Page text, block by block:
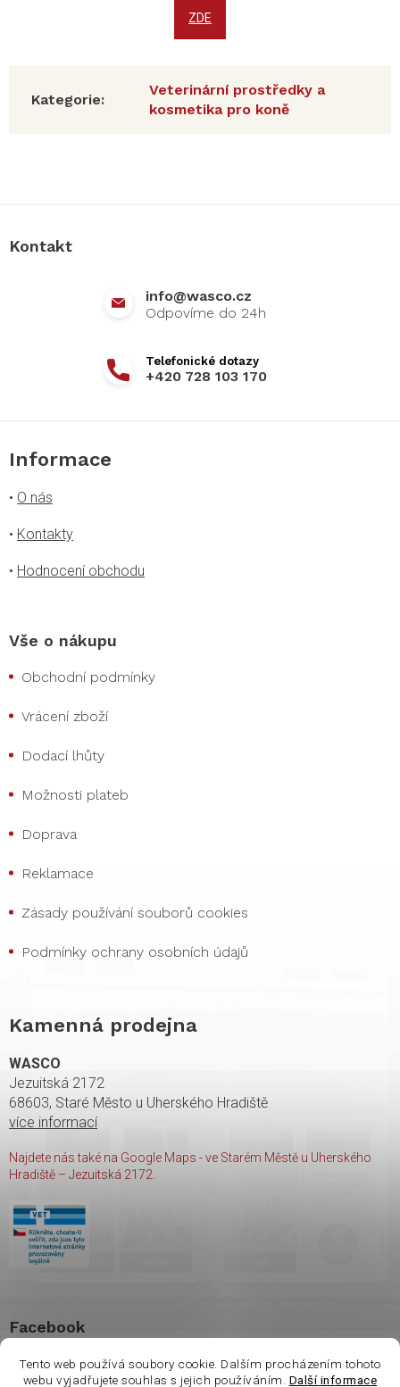
Tento web používá soubory cookie. Dalším procházením tohoto
webu vyjadřujete souhlas s jejich používáním. Další informace
ZDE
Kategorie:
Veterinární prostředky a
kosmetika pro koně
Kontakt
info@wasco.cz
+420 728 103 170
Informace
• O nás
• Kontakty
• Hodnocení obchodu
Vše o nákupu
Obchodní podmínky
Vrácení zboží
Dodací lhůty
Možnosti plateb
Doprava
Reklamace
Zásady používání souborů cookies
Podmínky ochrany osobních údajů
Kamenná prodejna
WASCO
Jezuitská 2172
68603, Staré Město u Uherského Hradiště
více informací
Najdete nás také na Google Maps - ve Starém Městě u Uherského
Hradiště – Jezuitská 2172.
Facebook